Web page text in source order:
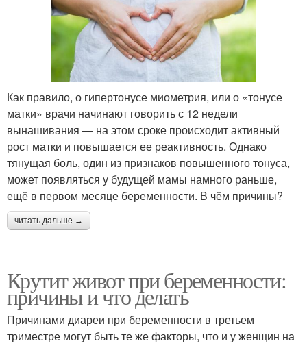
Как правило, о гипертонусе миометрия, или о «тонусе
матки» врачи начинают говорить с 12 недели
вынашивания — на этом сроке происходит активный
рост матки и повышается ее реактивность. Однако
тянущая боль, один из признаков повышенного тонуса,
может появляться у будущей мамы намного раньше,
ещё в первом месяце беременности. В чём причины?
читать дальше →
Крутит живот при беременности:
причины и что делать
Причинами диареи при беременности в третьем
триместре могут быть те же факторы, что и у женщин на